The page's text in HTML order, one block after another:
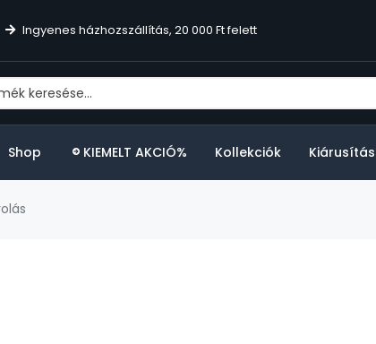
Ingyenes házhozszállítás, 20 000 Ft felett
Shop KIEMELT AKCIÓ% Kollekciók Kiárusítás